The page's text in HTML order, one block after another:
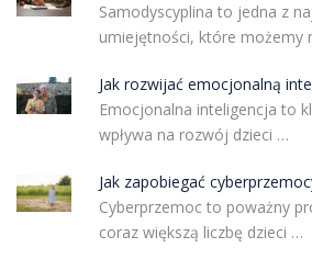
Samodyscyplina to jedna z
umiejętności, które możemy
Jak rozwijać emocjonalną
Emocjonalna inteligencja to
wpływa na rozwój dzieci …
Jak zapobiegać
Cyberprzemoc to poważny
coraz większą liczbę dzieci …